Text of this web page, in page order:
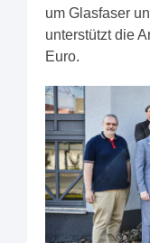
um Glasfaser
unterstützt die
Euro.